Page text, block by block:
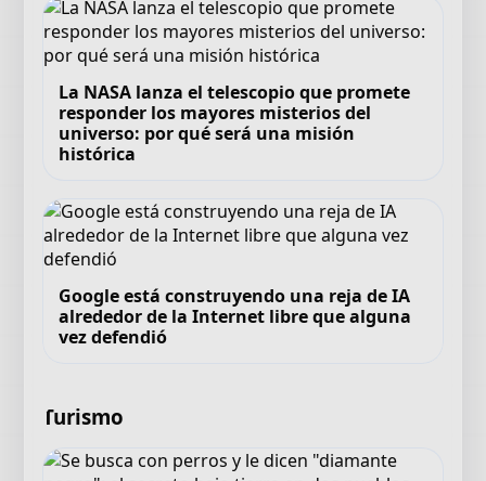
La NASA lanza el telescopio que promete
responder los mayores misterios del
universo: por qué será una misión
histórica
Google está construyendo una reja de IA
alrededor de la Internet libre que alguna
vez defendió
Turismo